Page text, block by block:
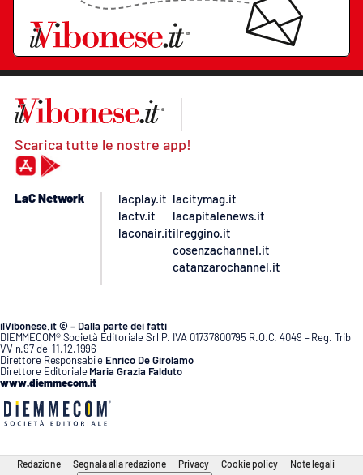
Scarica tutte le nostre app!
LaC Network
lacplay.it
lactv.it
laconair.it
lacitymag.it
lacapitalenews.it
ilreggino.it
cosenzachannel.it
catanzarochannel.it
ilVibonese.it © – Dalla parte dei fatti
DIEMMECOM® Società Editoriale Srl P. IVA 01737800795 R.O.C. 4049 – Reg. Trib
VV n.97 del 11.12.1996
Direttore Responsabile Enrico De Girolamo
Direttore Editoriale Maria Grazia Falduto
www.diemmecom.it
Redazione Segnala alla redazione Privacy Cookie policy Note legali